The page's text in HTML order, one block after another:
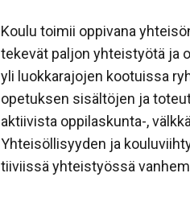
Koulu toimii oppivana
tekevät paljon yhteistyötä ja
yli luokkarajojen kootuissa
opetuksen sisältöjen ja
aktiivista oppilaskunta-,
Yhteisöllisyyden ja
tiiviissä yhteistyössä